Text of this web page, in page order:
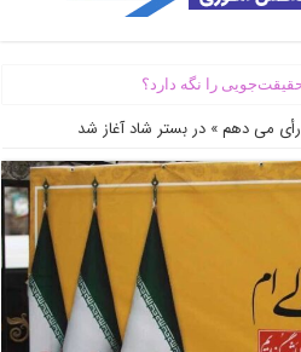
را نگه دارد؟
می دهم » در بستر شاد آغاز شد